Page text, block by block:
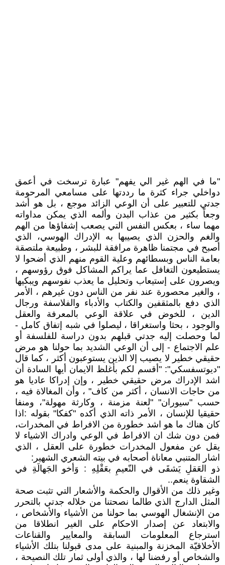
"ما في الهم غير الي يفهم" عبارة ترسخت في أعمق
دواخلي جراء كثرة ما رددتها على مسامعي المرحومة
جدتي للتعبير على أن الوعي الزائد موجع ، بل هو أشد
وجعاً بكثير من عذاب البدن وألمه الذي يمكن مداواته
مهما ساء ، بعكس النفس التي يصعب إشفاؤها من الهم
والغم والحزن الذي يصيبها به الإدراك الهوسي، الذي
أصبح في مجتمنا ظاهرة مرافقة للبشر ، وطبيعة ملتصقة
بعامة الناس وبسطائهم وعلية القوم منهم الذي أضحوا لا
يستطيعون التغافل عما يراكم المشاكل فوق رؤوسهم ،
ويصرون على إستيعاب وتحليل ما يعذب نفوسهم ويبكيها
، والغير محصورة عند نفر من الناس دون غيرهم ، الأمر
الذي دفع بالمثقفين والكتاب والأدباء والفلاسفة ورجال
الدين ، للخوض في علاقة الوعي بالمعرفة والعقل
والوجود ، بحثا واستغراقا ، ليصلوا في شبه إتفاق كامل -
لما وحصلت إليه جدتي قبلهم بدون دراسة للفلسفة أو
علم الاجتماع - إلى أن الوعي الشديد بما حولنا هو مرض
حقيقي خطير لا يصيب إلا الذين يستوعبون أكثر ، كما قال
"ديوتسفسكي": "أقسم لكم بأغلظ الايمان أيها السادة أن
اشد الإدراك مرض حقيقي خطير ، وإن إدراكا عاديا هو
من حاجات الانسان ، أكثر من كاف" ، وأن المغالاة فيه ،
حسب "سيوران" "لعنة مزمنة ، وكارثة مهولة"، ومنفا
حقيقيا للإنسان ، الأمر ذاته الذي أكده "كفكا" بقوله :اذا
كان هناك ما هو اشد خطورة من الافراط في المخدرات،
فمن دون شك ان الافراط في الوعي وادراك الاشياء لا
يقل عن مفعول المخدرات خطورة على العقل ، الذي
اشار المتنبي معاناة أصحابه في بيته الشعري الشهير:
ذو العَقلِ يَشقَى في النّعيمِ بعَقْلِهِ : وَأخو الجَهالَةِ في
الشقاوة ينعم..
وغير ذلك من الأقوال والحكمة والأشعار التي تثبت صحة
المثل الدارج الذي طالما نصحتنا من خلاله جدتي بالتحرر
من الإنشغال الهوسي بما حولنا من الأشياء والأشخاص ،
والابتعاد عن إصدار الاحكام على الغير انطلاقا من
استرجاع المعلومات السابقة والمعايير والقناعات
الأخلاقيّة المخزنة والمبنية على مدى قبولنا بتلك الأشياء
والشخاص أو رفضنا لها ، والذي أولى ثمار تلك النصيحة ،